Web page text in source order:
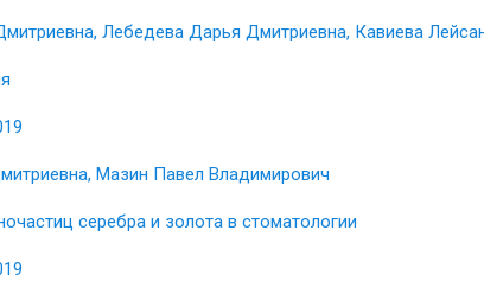
Лебедева Дарья Дмитриевна, Кавиева
Мазин Павел Владимирович
серебра и золота в стоматологии